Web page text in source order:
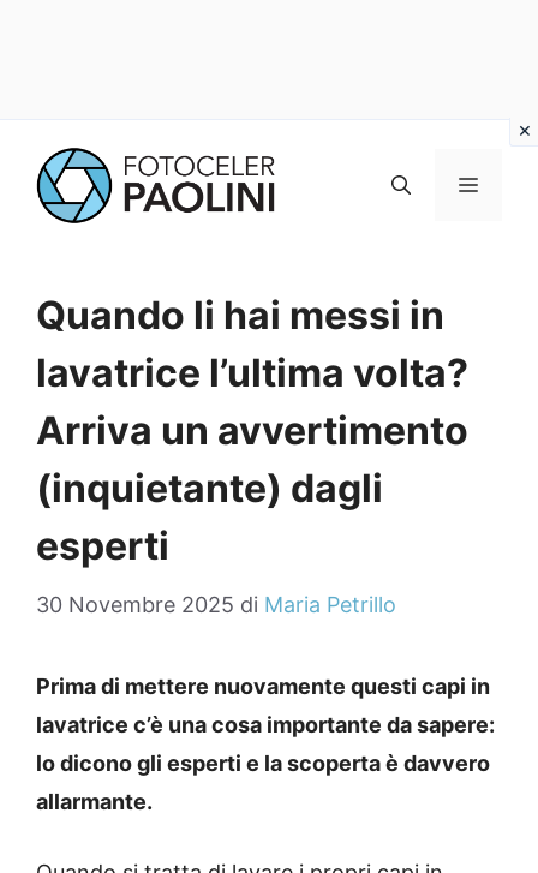
contenuto
MENU
Quando li hai messi in
lavatrice l’ultima volta?
Arriva un avvertimento
(inquietante) dagli
esperti
30 Novembre 2025 di Maria Petrillo
Prima di mettere nuovamente questi capi in
lavatrice c’è una cosa importante da sapere:
lo dicono gli esperti e la scoperta è davvero
allarmante.